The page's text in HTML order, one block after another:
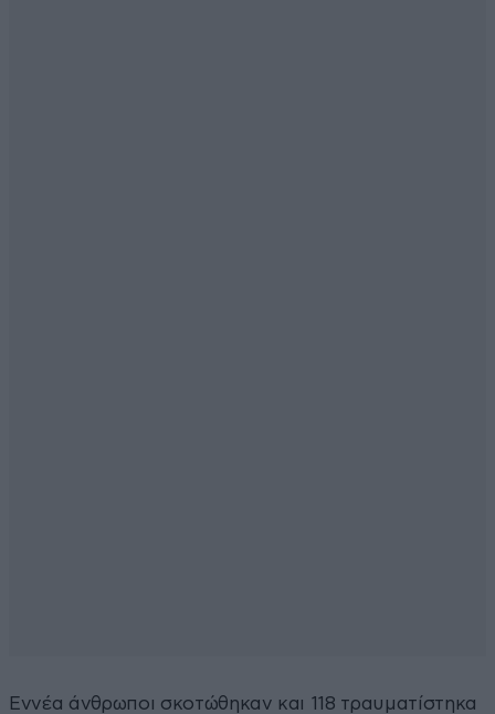
Εννέα άνθρωποι σκοτώθηκαν και 118 τραυματίστηκα